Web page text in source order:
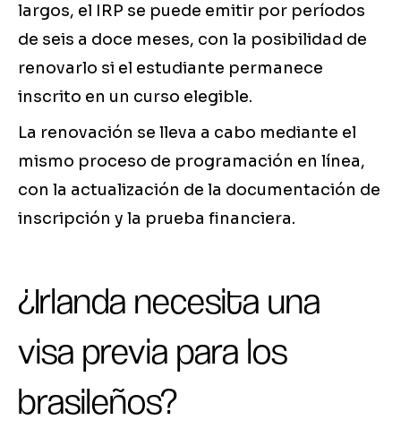
largos, el IRP se puede emitir por períodos
de seis a doce meses, con la posibilidad de
renovarlo si el estudiante permanece
inscrito en un curso elegible.
La renovación se lleva a cabo mediante el
mismo proceso de programación en línea,
con la actualización de la documentación de
inscripción y la prueba financiera.
¿Irlanda necesita una
visa previa para los
brasileños?